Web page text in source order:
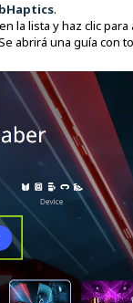
.
la lista y haz clic para
abrirá una guía con